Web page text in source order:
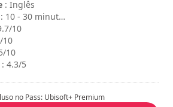
All other trademarks and trade
of their respective owners.
: Inglês
: 10 - 30 minutos
10
10
10
4.3/5
no Pass: Ubisoft+ Premium